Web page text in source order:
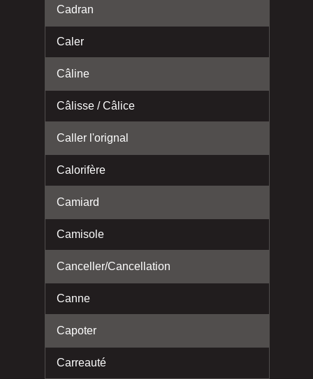
Cadran
Caler
Câline
Câlisse / Câlice
Caller l'orignal
Calorifère
Camiard
Camisole
Canceller/Cancellation
Canne
Capoter
Carreauté